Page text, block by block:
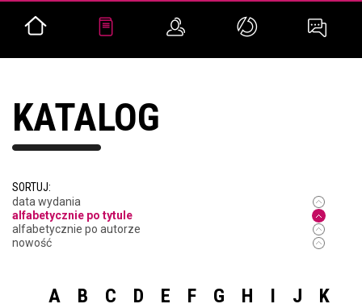
KATALOG
SORTUJ:
data wydania
alfabetycznie po tytule
alfabetycznie po autorze
nowość
A B C D E F G H I J
K